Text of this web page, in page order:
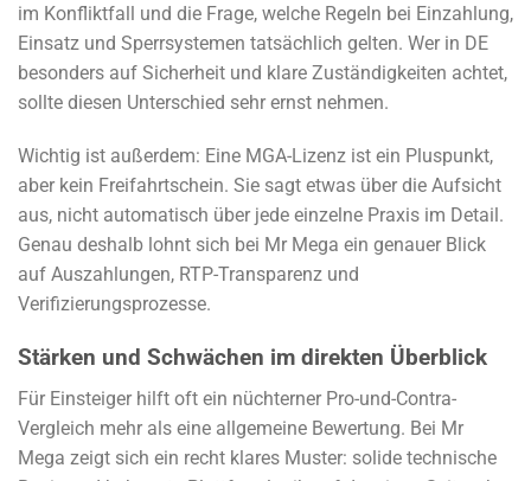
im Konfliktfall und die Frage, welche Regeln bei Einzahlung,
Einsatz und Sperrsystemen tatsächlich gelten. Wer in DE
besonders auf Sicherheit und klare Zuständigkeiten achtet,
sollte diesen Unterschied sehr ernst nehmen.
Wichtig ist außerdem: Eine MGA-Lizenz ist ein Pluspunkt,
aber kein Freifahrtschein. Sie sagt etwas über die Aufsicht
aus, nicht automatisch über jede einzelne Praxis im Detail.
Genau deshalb lohnt sich bei Mr Mega ein genauer Blick
auf Auszahlungen, RTP-Transparenz und
Verifizierungsprozesse.
Stärken und Schwächen im direkten Überblick
Für Einsteiger hilft oft ein nüchterner Pro-und-Contra-
Vergleich mehr als eine allgemeine Bewertung. Bei Mr
Mega zeigt sich ein recht klares Muster: solide technische